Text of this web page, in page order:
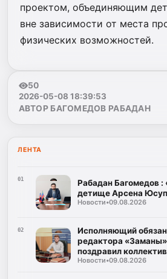
проектом, объединяющим
вне зависимости от места
физических возможностей.
50
2026-05-08 18:39:53
АВТОР БАГОМЕДОВ РАБАДАН
ЛЕНТА
01
Рабадан Багомедов :
детище Арсена
Новости•09.08.2026
02
Исполняющий
редактора
поздравил
летним юбилеем
Новости•09.08.2026